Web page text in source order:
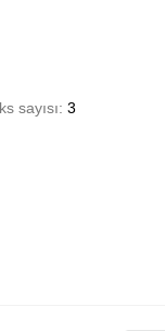
sayısı 3